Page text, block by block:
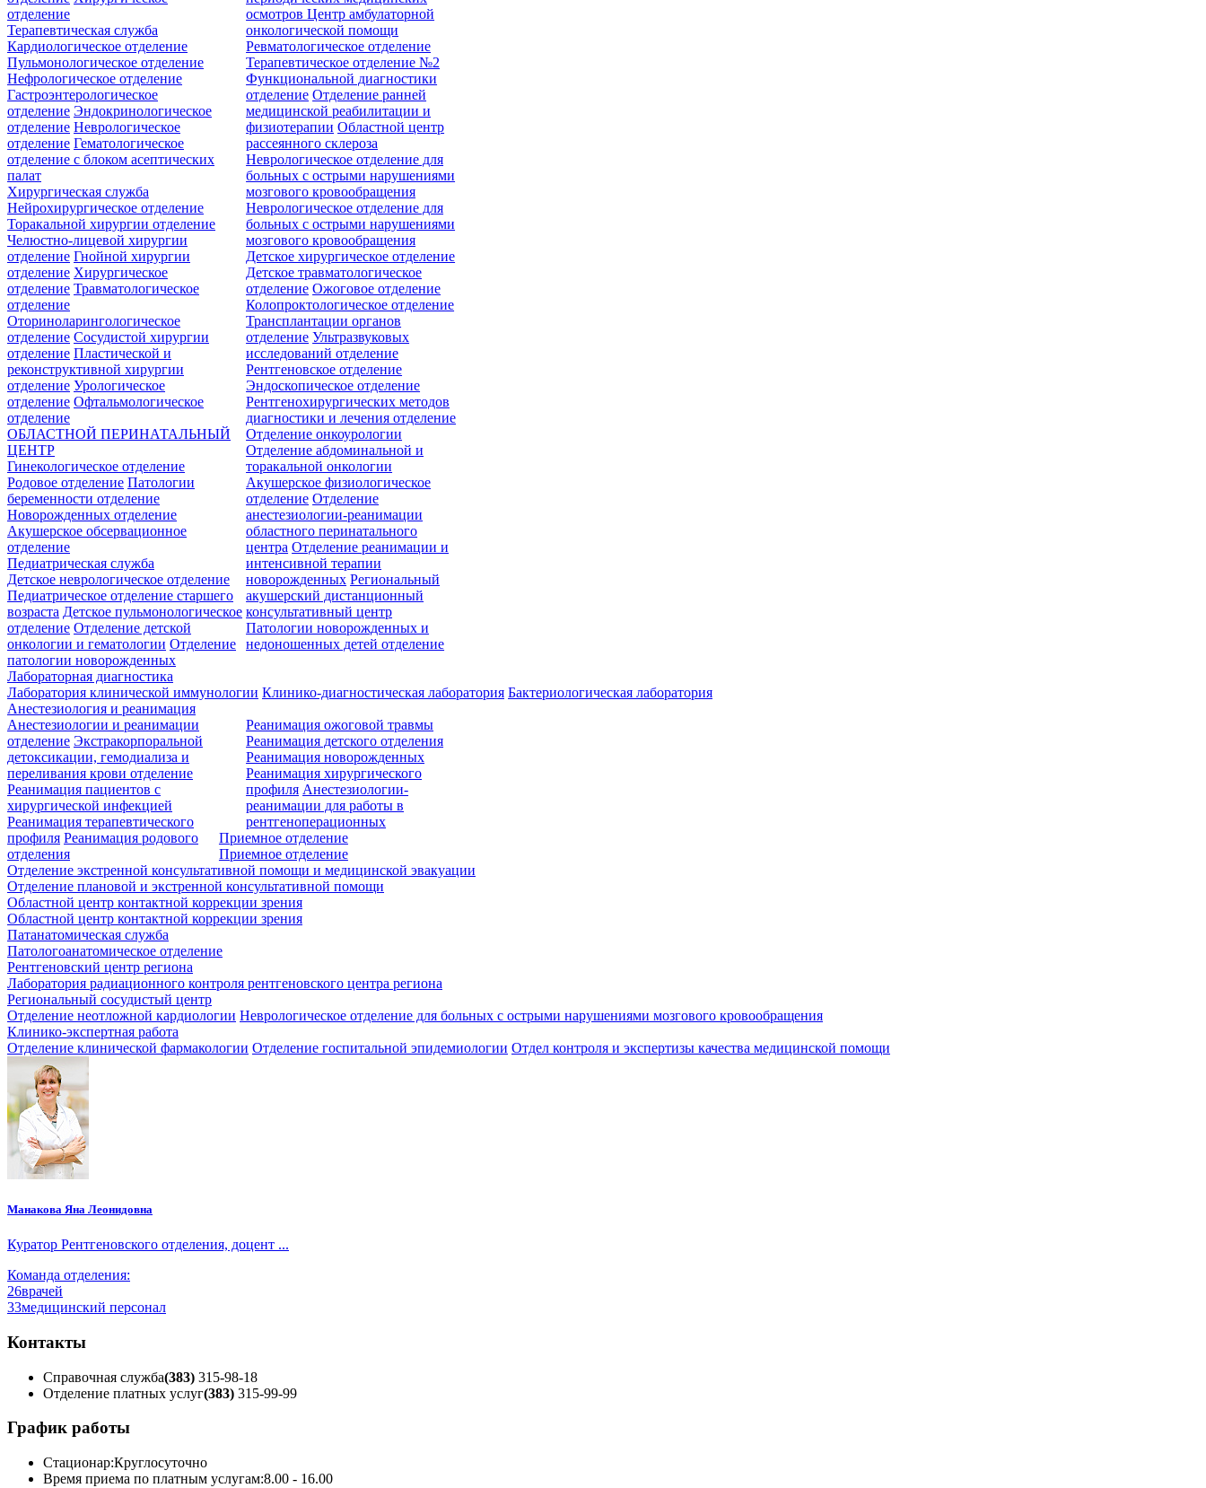
отделение
осмотровЦентр амбулаторной
онкологической помощи
Терапевтическая служба
Кардиологическое отделение
Пульмонологическое отделение
Нефрологическое отделение
Гастроэнтерологическое
отделение Эндокринологическое
отделение Неврологическое
отделение Гематологическое
отделение c блоком асептических
палат
Ревматологическое отделение
Терапевтическое отделение №2
Функциональной диагностики
отделение Отделение ранней
медицинской реабилитации и
физиотерапии Областной центр
рассеянного склероза
Неврологическое отделение для
больных с острыми нарушениями
мозгового кровообращения
Неврологическое отделение для
больных с острыми нарушениями
мозгового кровообращения
Хирургическая служба
Нейрохирургическое отделение
Торакальной хирургии отделение
Челюстно-лицевой хирургии
отделение Гнойной хирургии
отделение Хирургическое
отделение Травматологическое
отделение
Оториноларингологическое
отделение Сосудистой хирургии
отделение Пластической и
реконструктивной хирургии
отделение Урологическое
отделение Офтальмологическое
отделение
Детское хирургическое отделение
Детское травматологическое
отделение Ожоговое отделение
Колопроктологическое отделение
Трансплантации органов
отделение Ультразвуковых
исследований отделение
Рентгеновское отделение
Эндоскопическое отделение
Рентгенохирургических методов
диагностики и лечения отделение
Отделение онкоурологии
Отделение абдоминальной и
торакальной онкологии
ОБЛАСТНОЙ ПЕРИНАТАЛЬНЫЙ
ЦЕНТР
Гинекологическое отделение
Родовое отделение Патологии
беременности отделение
Новорожденных отделение
Акушерское обсервационное
отделение
Акушерское физиологическое
отделение Отделение
анестезиологии-реанимации
областного перинатального
центра Отделение реанимации и
интенсивной терапии
новорожденных Региональный
акушерский дистанционный
консультативный центр
Патологии новорожденных и
недоношенных детей отделение
Педиатрическая служба
Детское неврологическое отделение
Педиатрическое отделение старшего
возраста Детское пульмонологическое
отделение Отделение детской
онкологии и гематологии Отделение
патологии новорожденных
Лабораторная диагностика
Лаборатория клинической иммунологии Клинико-диагностическая лаборатория Бактериологическая лаборатория
Анестезиология и реанимация
Анестезиологии и реанимации
отделение Экстракорпоральной
детоксикации, гемодиализа и
переливания крови отделение
Реанимация пациентов с
хирургической инфекцией
Реанимация терапевтического
профиля Реанимация родового
отделения
Реанимация ожоговой травмы
Реанимация детского отделения
Реанимация новорожденных
Реанимация хирургического
профиля Анестезиологии-
реанимации для работы в
рентгеноперационных
Приемное отделение
Приемное отделение
Отделение экстренной консультативной помощи и медицинской эвакуации
Отделение плановой и экстренной консультативной помощи
Областной центр контактной коррекции зрения
Областной центр контактной коррекции зрения
Патанатомическая служба
Патологоанатомическое отделение
Рентгеновский центр региона
Лаборатория радиационного контроля рентгеновского центра региона
Региональный сосудистый центр
Отделение неотложной кардиологии Неврологическое отделение для больных с острыми нарушениями мозгового кровообращения
Клинико-экспертная работа
Отделение клинической фармакологии Отделение госпитальной эпидемиологии Отдел контроля и экспертизы качества медицинской помощи
Манакова Яна Леонидовна
Куратор Рентгеновского отделения, доцент ...
Команда отделения:
26врачей
33медицинский персонал
Контакты
Справочная служба(383) 315-98-18
Отделение платных услуг(383) 315-99-99
График работы
Стационар:Круглосуточно
Время приема по платным услугам:8.00 - 16.00